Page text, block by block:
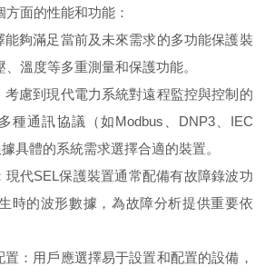
面的性能和功能：
夠滿足當前及未來需求的多功能保護裝
溫度等多重測量和保護功能。
慮到現代電力系統對遠程監控與控制的
種通訊協議（如Modbus、DNP3、IEC
具體的系統需求選擇合適的裝置。
代SEL保護裝置通常配備有故障錄波功
時的波形數據，為故障分析提供重要依
用戶應選擇易于設置和配置的設備，